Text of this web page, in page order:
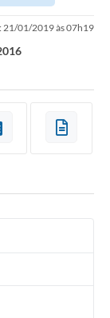
21/01/2019 às 07h19